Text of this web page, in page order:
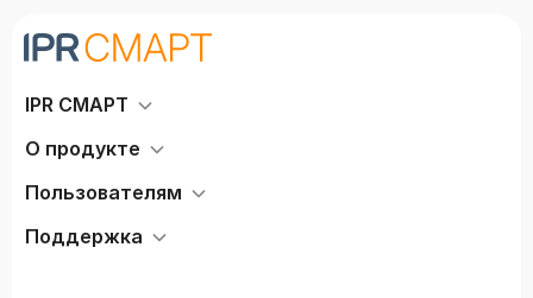
IPR СМАРТ
О продукте
Пользователям
Поддержка